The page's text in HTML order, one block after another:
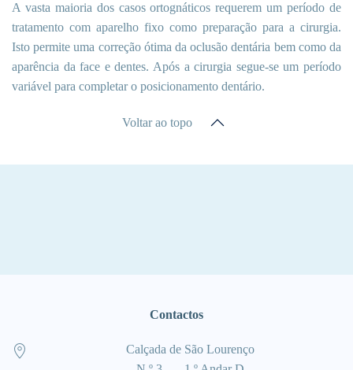
A vasta maioria dos casos ortognáticos requerem um período de
tratamento com aparelho fixo como preparação para a cirurgia.
Isto permite uma correção ótima da oclusão dentária bem como da
aparência da face e dentes. Após a cirurgia segue-se um período
variável para completar o posicionamento dentário.
Voltar ao topo
Contactos
Calçada de São Lourenço